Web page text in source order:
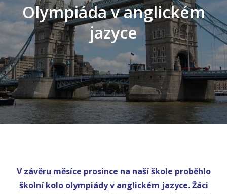
Olympiáda v anglickém
jazyce
V závěru měsíce prosince na naší škole proběhlo
školní kolo olympiády v anglickém jazyce.Žáci